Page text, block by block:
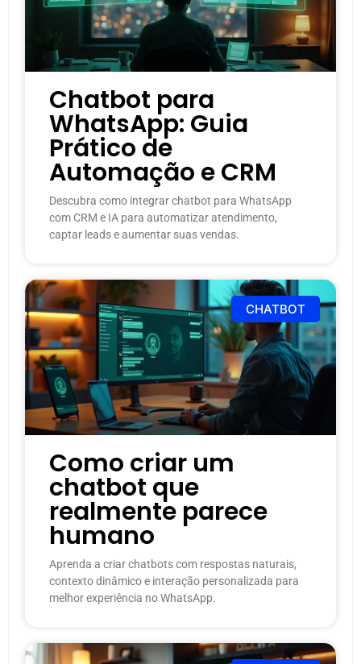
Chatbot para
WhatsApp: Guia
Prático de
Automação e CRM
Descubra como integrar chatbot para WhatsApp
com CRM e IA para automatizar atendimento,
captar leads e aumentar suas vendas.
CHATBOT
Como criar um
chatbot que
realmente parece
humano
Aprenda a criar chatbots com respostas naturais,
contexto dinâmico e interação personalizada para
melhor experiência no WhatsApp.